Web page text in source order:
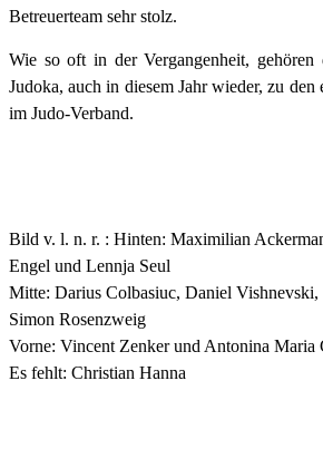
Betreuerteam sehr stolz.
Wie so oft in der Vergangenheit,
Judoka, auch in diesem Jahr wieder, zu den
im Judo-Verband.
Bild v. l. n. r. : Hinten: Maximilian
Engel und Lennja Seul
Mitte: Darius Colbasiuc, Daniel Vishnevski,
Simon Rosenzweig
Vorne: Vincent Zenker und Antonina Maria
Es fehlt: Christian Hanna